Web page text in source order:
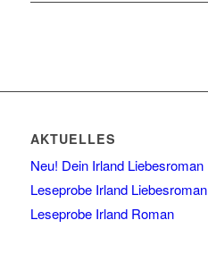
AKTUELLES
Neu! Dein Irland Liebesroman
Leseprobe Irland Liebesroman
Leseprobe Irland Roman